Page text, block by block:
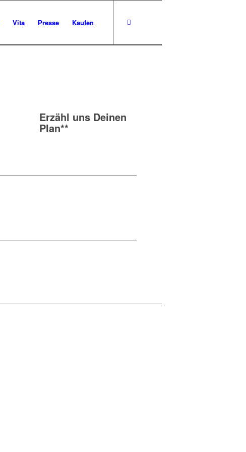
Vita Presse Kaufen
Erzähl uns Deinen
Plan**